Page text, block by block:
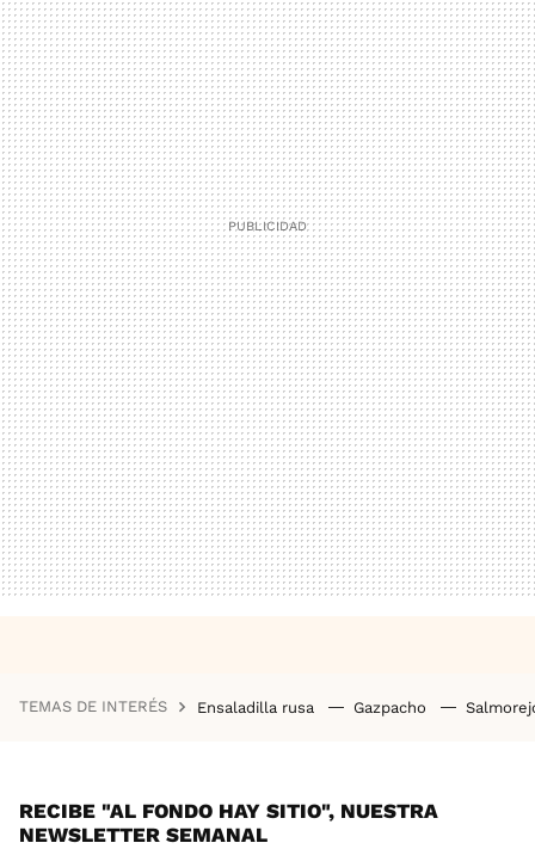
TEMAS DE INTERÉS Ensaladilla rusa Gazpacho
RECIBE "AL FONDO HAY SITIO", NUESTRA
NEWSLETTER SEMANAL